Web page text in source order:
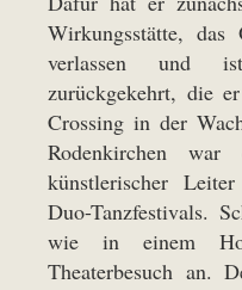
Wirkungsstätte, das
verlassen und
zurückgekehrt, die
Crossing in der
Rodenkirchen
künstlerischer
Duo-Tanzfestivals.
wie in einem
Theaterbesuch an.